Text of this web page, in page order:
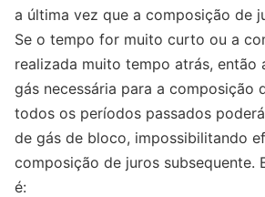
a última vez que a composição de
Se o tempo for muito curto ou a
realizada muito tempo atrás, então
gás necessária para a composição
todos os períodos passados
de gás de bloco, impossibilitando
composição de juros subsequente.
é: